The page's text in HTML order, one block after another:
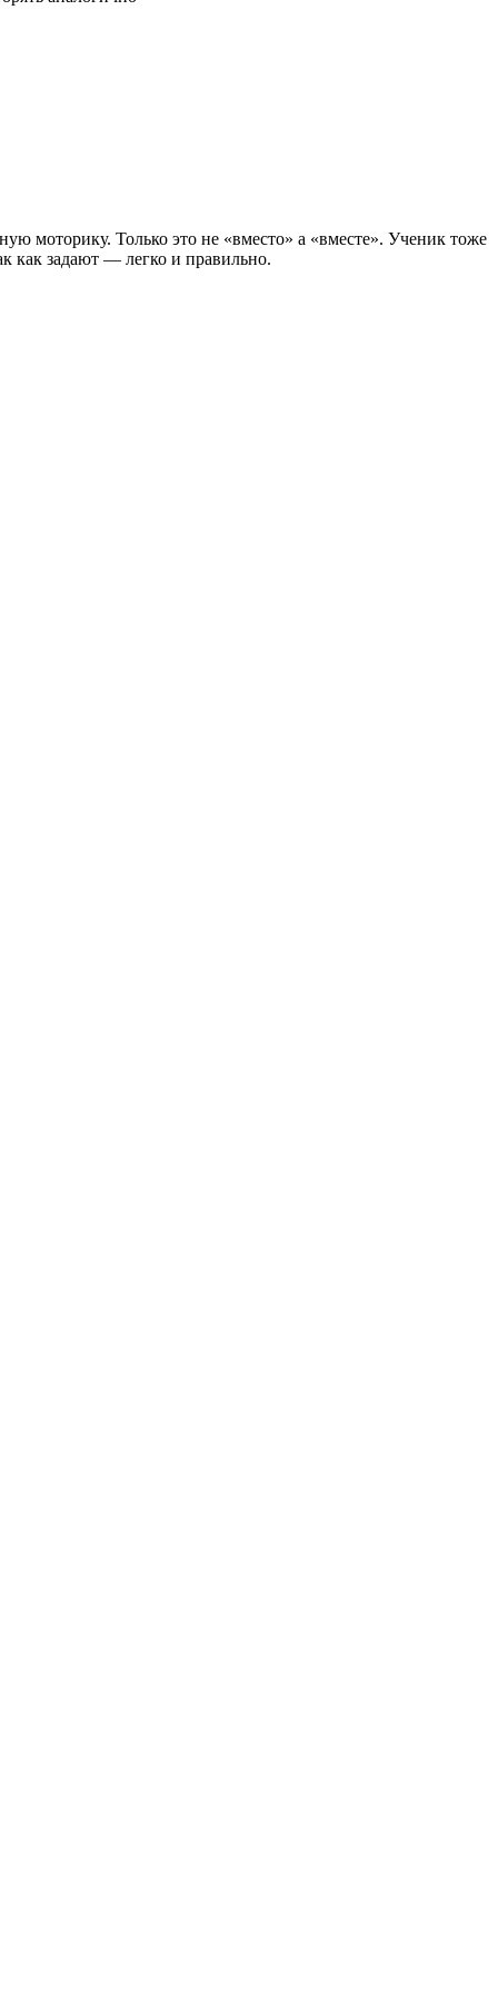
моторику. Только это не «вместо» а «вместе». Ученик тоже
как задают — легко и правильно.